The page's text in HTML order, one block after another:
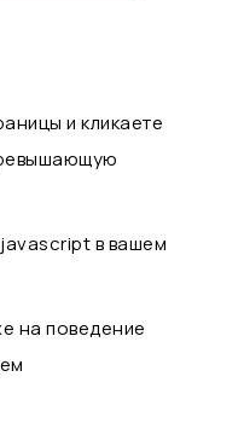
и кликаете
в вашем
на поведение